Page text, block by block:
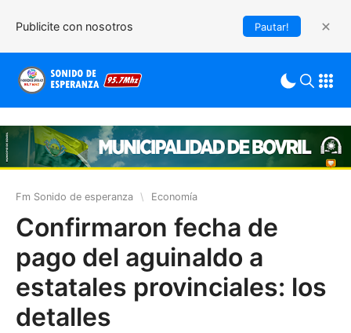
Publicite con nosotros Pautar!
Fm Sonido de esperanza \ Economía
Confirmaron fecha de
pago del aguinaldo a
estatales provinciales: los
detalles